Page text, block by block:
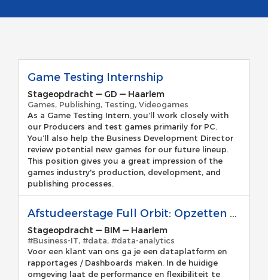
Game Testing Internship
Stageopdracht — GD — Haarlem
Games, Publishing, Testing, Videogames
As a Game Testing Intern, you’ll work closely with
our Producers and test games primarily for PC.
You’ll also help the Business Development Director
review potential new games for our future lineup.
This position gives you a great impression of the
games industry's production, development, and
publishing processes.
Afstudeerstage Full Orbit: Opzetten dataplatform + reports
Stageopdracht — BIM — Haarlem
#Business-IT, #data, #data-analytics
Voor een klant van ons ga je een dataplatform en
rapportages / Dashboards maken. In de huidige
omgeving laat de performance en flexibiliteit te